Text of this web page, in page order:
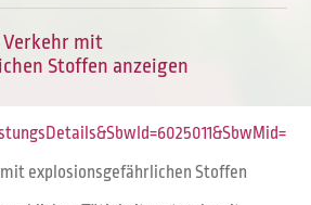
mit
Stoffen anzeigen
explosionsgefährlichen Stoffen